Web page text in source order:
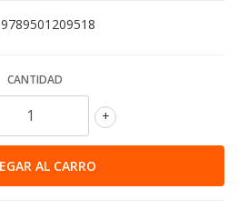
9789501209518
CANTIDAD
+